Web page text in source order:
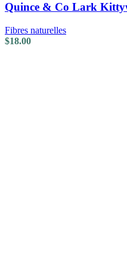
Quince & Co Lark
Fibres naturelles
$18.00